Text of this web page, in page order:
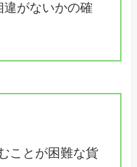
がないかの確
ことが困難な貨